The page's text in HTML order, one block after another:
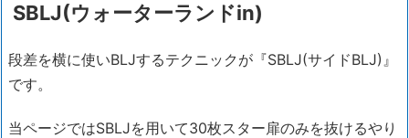
SBLJ(ウォーターランドin)
段差を横に使いBLJするテクニックが『SBLJ(サイドBLJ)』
です。
当ページではSBLJを用いて30枚スター扉のみを抜けるやり